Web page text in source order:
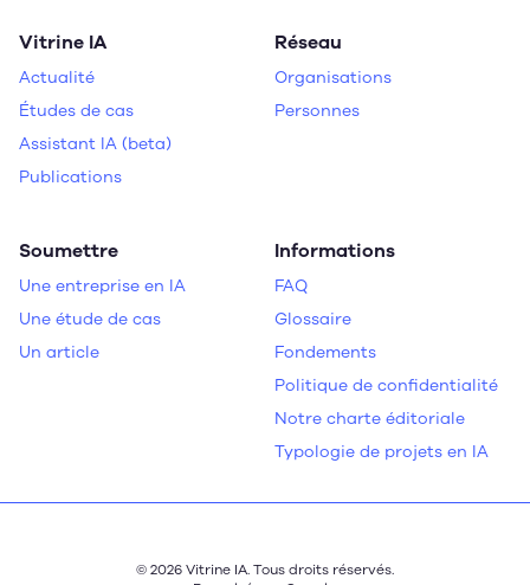
Vitrine IA
Actualité
Études de cas
Assistant IA (beta)
Publications
Réseau
Organisations
Personnes
Soumettre
Une entreprise en IA
Une étude de cas
Un article
Informations
FAQ
Glossaire
Fondements
Politique de confidentialité
Notre charte éditoriale
Typologie de projets en IA
© 2026 Vitrine IA. Tous droits réservés.